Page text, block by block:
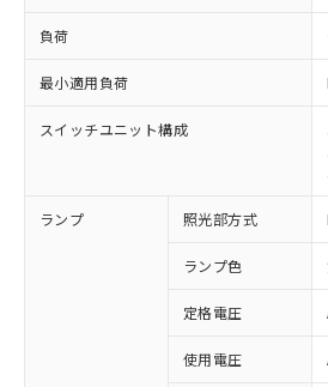
負荷
最小適用負荷
スイッチユニット構成
ランプ 照光部方式
ランプ色
定格電圧
使用電圧
非含有に対応した製品が提